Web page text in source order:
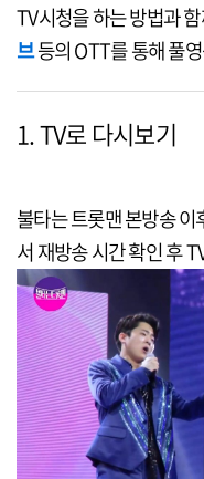
TV시청을 하는 방법과
브등의 OTT를 통해 풀
1. TV로 다시보기
불타는 트롯맨 본방송
서 재방송 시간 확인 후